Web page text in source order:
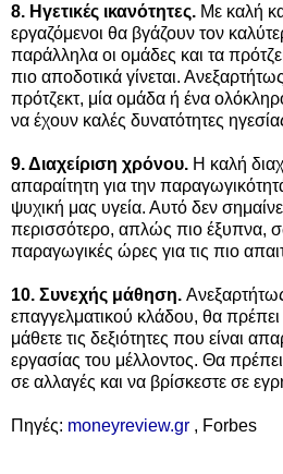
8. Ηγετικές ικανότητες. Με καλή
εργαζόμενοι θα βγάζουν τον
παράλληλα οι ομάδες και τα
πιο αποδοτικά γίνεται.
πρότζεκτ, μία ομάδα ή ένα
να έχουν καλές δυνατότητες
9. Διαχείριση χρόνου. Η καλή
απαραίτητη για την
ψυχική μας υγεία. Αυτό δεν
περισσότερο, απλώς πιο έξυπνα,
παραγωγικές ώρες για τις πιο
10. Συνεχής μάθηση.
επαγγελματικού κλάδου, θα πρέπει
μάθετε τις δεξιότητες που είναι
εργασίας του μέλλοντος. Θα πρέπει
σε αλλαγές και να βρίσκεστε σε
Πηγές: moneyreview.gr , Forbes